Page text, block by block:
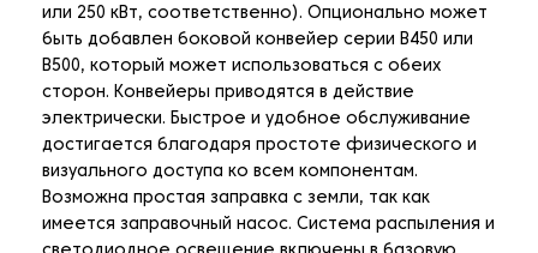
или 250 кВт, соответственно). Опционально может
быть добавлен боковой конвейер серии В450 или
В500, который может использоваться с обеих
сторон. Конвейеры приводятся в действие
электрически. Быстрое и удобное обслуживание
достигается благодаря простоте физического и
визуального доступа ко всем компонентам.
Возможна простая заправка с земли, так как
имеется заправочный насос. Система распыления и